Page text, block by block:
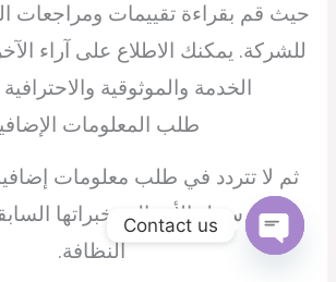
حيث قم بقراءة تقييمات ومراجعات
للشركة. يمكنك الاطلاع على آراء
الخدمة والموثوقية
طلب المعلومات
ثم لا تتردد في طلب معلومات
مثل سجل الأعمال وخبراتها
النظافة.
Contact us
Open